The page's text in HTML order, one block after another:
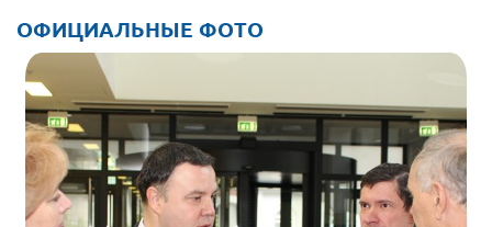
Шестой съезд
склерозом»
Новости: Казахстан
Письма и официальные ответы
Нормативно-правовые документы
ОФИЦИАЛЬНЫЕ ФОТО